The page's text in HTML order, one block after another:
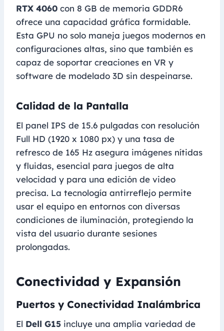
RTX 4060 con 8 GB de memoria GDDR6
ofrece una capacidad gráfica formidable.
Esta GPU no solo maneja juegos modernos en
configuraciones altas, sino que también es
capaz de soportar creaciones en VR y
software de modelado 3D sin despeinarse.
Calidad de la Pantalla
El panel IPS de 15.6 pulgadas con resolución
Full HD (1920 x 1080 px) y una tasa de
refresco de 165 Hz asegura imágenes nítidas
y fluidas, esencial para juegos de alta
velocidad y para una edición de video
precisa. La tecnología antirreflejo permite
usar el equipo en entornos con diversas
condiciones de iluminación, protegiendo la
vista del usuario durante sesiones
prolongadas.
Conectividad y Expansión
Puertos y Conectividad Inalámbrica
El Dell G15 incluye una amplia variedad de